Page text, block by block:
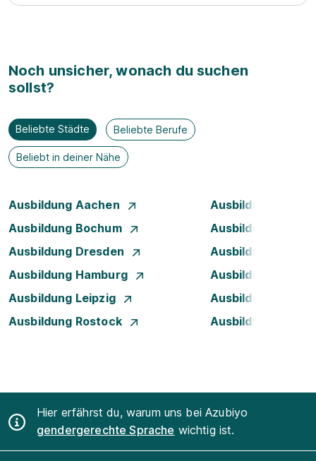
Noch unsicher, wonach du suchen
sollst?
Beliebte Städte Beliebte Berufe
Beliebt in deiner Nähe
Ausbildung Aachen
Ausbildung
Ausbildung Bochum
Ausbildung Bonn
Ausbildung Dresden
Ausbildung
Ausbildung Hamburg
Ausbildung
Ausbildung Leipzig
Ausbildung
Ausbildung Rostock
Ausbildung
Hier erfährst du, warum uns bei Azubiyo
gendergerechte Sprache wichtig ist.